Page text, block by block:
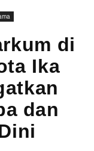
di
Ika
dan